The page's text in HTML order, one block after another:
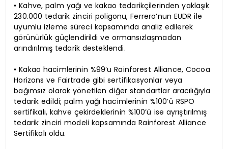
• Kahve, palm yağı ve kakao tedarikçilerinden yaklaşık
230.000 tedarik zinciri poligonu, Ferrero’nun EUDR ile
uyumlu izleme süreci kapsamında analiz edilerek
görünürlük güçlendirildi ve ormansızlaşmadan
arındırılmış tedarik desteklendi.
• Kakao hacimlerinin %99’u Rainforest Alliance, Cocoa
Horizons ve Fairtrade gibi sertifikasyonlar veya
bağımsız olarak yönetilen diğer standartlar aracılığıyla
tedarik edildi; palm yağı hacimlerinin %100’ü RSPO
sertifikalı, kahve çekirdeklerinin %100’ü ise ayrıştırılmış
tedarik zinciri modeli kapsamında Rainforest Alliance
Sertifikalı oldu.